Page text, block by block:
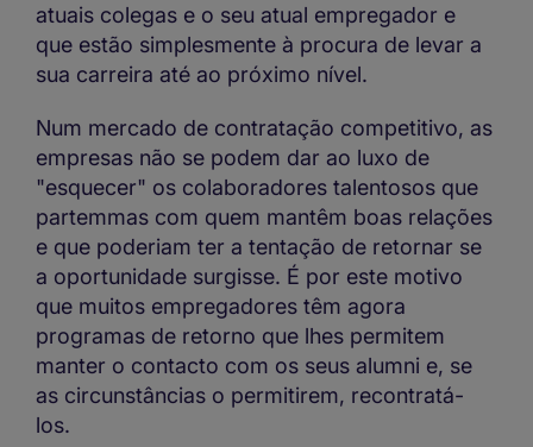
atuais colegas e o seu atual empregador e
que estão simplesmente à procura de levar a
sua carreira até ao próximo nível.
Num mercado de contratação competitivo, as
empresas não se podem dar ao luxo de
"esquecer" os colaboradores talentosos que
partemmas com quem mantêm boas relações
e que poderiam ter a tentação de retornar se
a oportunidade surgisse. É por este motivo
que muitos empregadores têm agora
programas de retorno que lhes permitem
manter o contacto com os seus alumni e, se
as circunstâncias o permitirem, recontratá-
los.